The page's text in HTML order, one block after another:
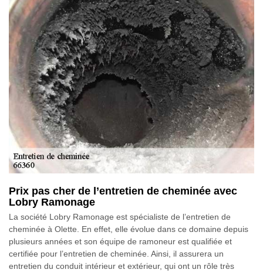
Prix pas cher de l’entretien de cheminée avec
Lobry Ramonage
La société Lobry Ramonage est spécialiste de l’entretien de
cheminée à Olette. En effet, elle évolue dans ce domaine depuis
plusieurs années et son équipe de ramoneur est qualifiée et
certifiée pour l’entretien de cheminée. Ainsi, il assurera un
entretien du conduit intérieur et extérieur, qui ont un rôle très